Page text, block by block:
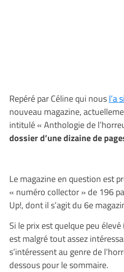
Repéré par Céline qui nousl’a
nouveau magazine,
intitulé « Anthologie de
dossier d’une dizaine de
Le magazine en question est
« numéro collector » de 196
Up!, dont il s’agit du 6e
Si le prix est quelque peu
est malgré tout assez
s’intéressent au genre de
dessous pour le sommaire.